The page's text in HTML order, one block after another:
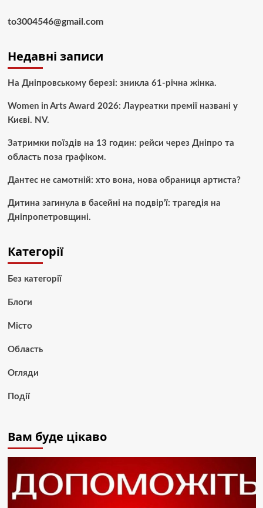
to3004546@gmail.com
Недавні записи
На Дніпровському березі: зникла 61-річна жінка.
Women in Arts Award 2026: Лауреатки премії названі у
Києві. NV.
Затримки поїздів на 13 годин: рейси через Дніпро та
область поза графіком.
Дантес не самотній: хто вона, нова обраниця артиста?
Дитина загинула в басейні на подвір’ї: трагедія на
Дніпропетровщині.
Категорії
Без категорії
Блоги
Місто
Область
Огляди
Події
Вам буде цікаво